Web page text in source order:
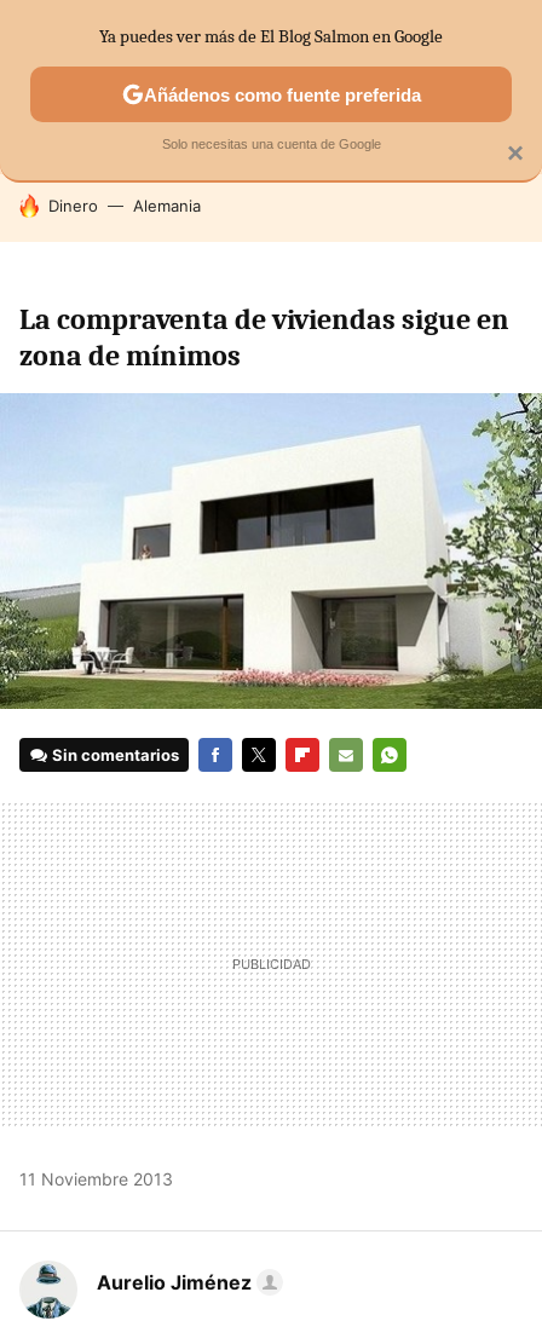
SECTORES ECONOMÍA DOMÉSTICA MERCADOS
HOY SE HABLA DE
Dinero Alemania
La compraventa de viviendas sigue en
zona de mínimos
Sin comentarios
MAIL
11 Noviembre 2013
Aurelio Jiménez
×
Ya puedes ver más de El Blog Salmon en Google
Añádenos como fuente preferida
Solo necesitas una cuenta de Google